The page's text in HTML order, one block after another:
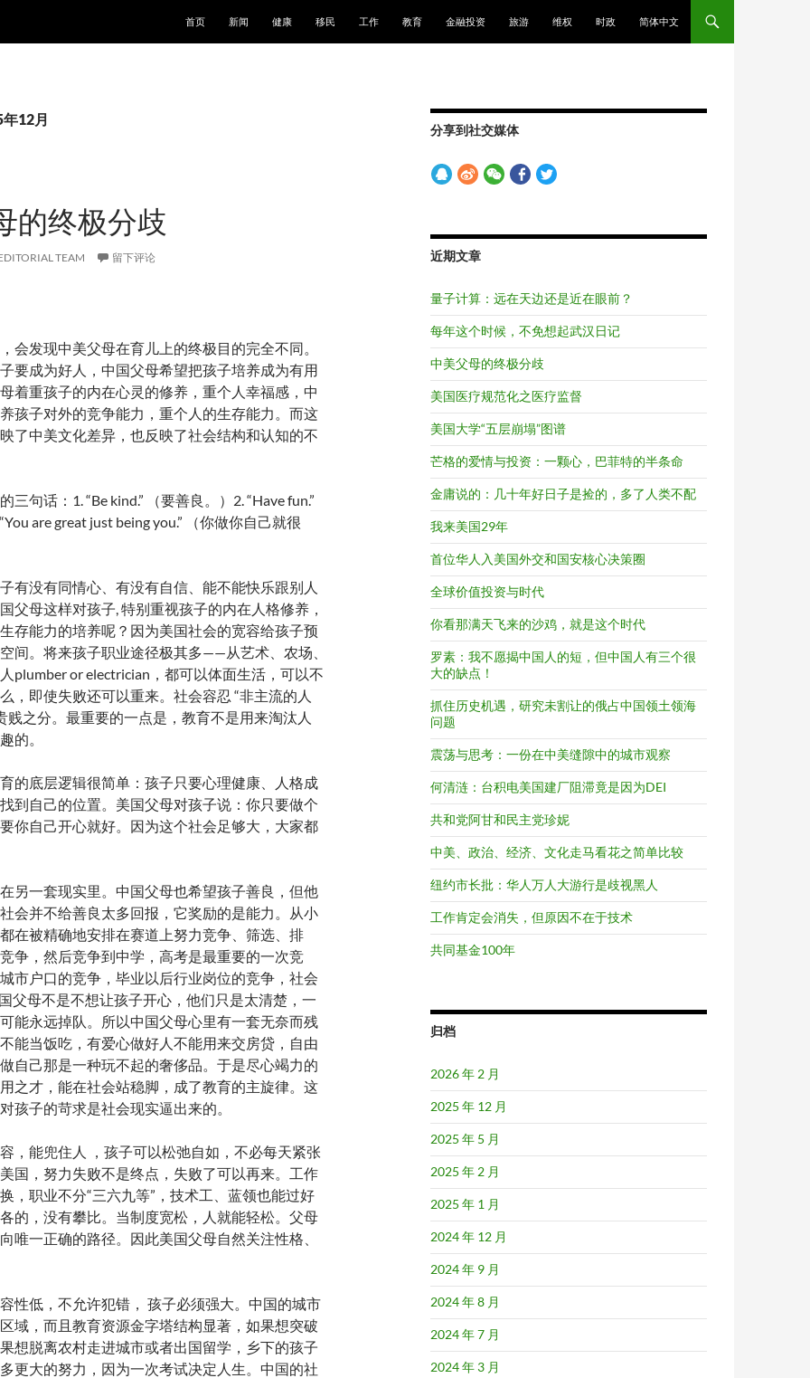
首页
新闻 健康 移民 工作 教育 金融投资 旅游 维权 时政 简体中文
12月
的终极分歧
TEAM 留下评论
会发现中美父母在育儿上的终极目的完全不同。
要成为好人，中国父母希望把孩子培养成为有用
着重孩子的内在心灵的修养，重个人幸福感，中
孩子对外的竞争能力，重个人的生存能力。而这
了中美文化差异，也反映了社会结构和认知的不
三句话：1. “Be kind.” （要善良。）2. “Have fun.”
are great just being you.” （你做你自己就很
有没有同情心、有没有自信、能不能快乐跟别人
父母这样对孩子, 特别重视孩子的内在人格修养，
存能力的培养呢？因为美国社会的宽容给孩子预
间。将来孩子职业途径极其多——从艺术、农场、
plumber or electrician，都可以体面生活，可以不
，即使失败还可以重来。社会容忍 “非主流的人
贱之分。最重要的一点是，教育不是用来淘汰人
的。
的底层逻辑很简单：孩子只要心理健康、人格成
到自己的位置。美国父母对孩子说：你只要做个
你自己开心就好。因为这个社会足够大，大家都
另一套现实里。中国父母也希望孩子善良，但他
会并不给善良太多回报，它奖励的是能力。从小
在被精确地安排在赛道上努力竞争、筛选、排
争，然后竞争到中学，高考是最重要的一次竞
市户口的竞争，毕业以后行业岗位的竞争，社会
父母不是不想让孩子开心，他们只是太清楚，一
能永远掉队。所以中国父母心里有一套无奈而残
能当饭吃，有爱心做好人不能用来交房贷，自由
自己那是一种玩不起的奢侈品。于是尽心竭力的
之才，能在社会站稳脚，成了教育的主旋律。这
孩子的苛求是社会现实逼出来的。
，能兜住人 ，孩子可以松弛自如，不必每天紧张
国，努力失败不是终点，失败了可以再来。工作
，职业不分“三六九等”，技术工、蓝领也能过好
的，没有攀比。当制度宽松，人就能轻松。父母
唯一正确的路径。因此美国父母自然关注性格、
性低，不允许犯错， 孩子必须强大。中国的城市
域，而且教育资源金字塔结构显著，如果想突破
想脱离农村走进城市或者出国留学，乡下的孩子
更大的努力，因为一次考试决定人生。中国的社
分享到社交媒体
近期文章
量子计算：远在天边还是近在眼前？
每年这个时候，不免想起武汉日记
中美父母的终极分歧
美国医疗规范化之医疗监督
美国大学“五层崩塌”图谱
芒格的爱情与投资：一颗心，巴菲特的半条命
金庸说的：几十年好日子是捡的，多了人类不配
我来美国29年
首位华人入美国外交和国安核心决策圈
全球价值投资与时代
你看那满天飞来的沙鸡，就是这个时代
罗素：我不愿揭中国人的短，但中国人有三个很
大的缺点！
抓住历史机遇，研究未割让的俄占中国领土领海
问题
震荡与思考：一份在中美缝隙中的城市观察
何清涟：台积电美国建厂阻滞竟是因为DEI
共和党阿甘和民主党珍妮
中美、政治、经济、文化走马看花之简单比较
纽约市长批：华人万人大游行是歧视黑人
工作肯定会消失，但原因不在于技术
共同基金100年
归档
2026 年 2 月
2025 年 12 月
2025 年 5 月
2025 年 2 月
2025 年 1 月
2024 年 12 月
2024 年 9 月
2024 年 8 月
2024 年 7 月
2024 年 3 月